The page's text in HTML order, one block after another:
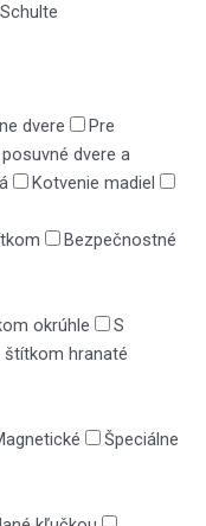
dvere
Pre
dvere a
Kotvenie madiel
Bezpečnostné
okrúhle
S
štítkom hranaté
Špeciálne